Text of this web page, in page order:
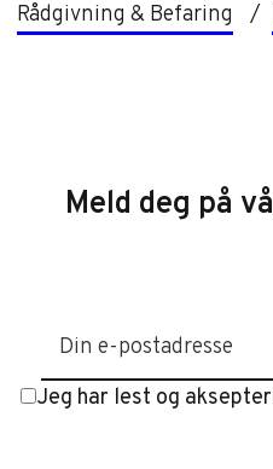
Rådgivning & Befaring
Meld deg på
Jeg har lest og